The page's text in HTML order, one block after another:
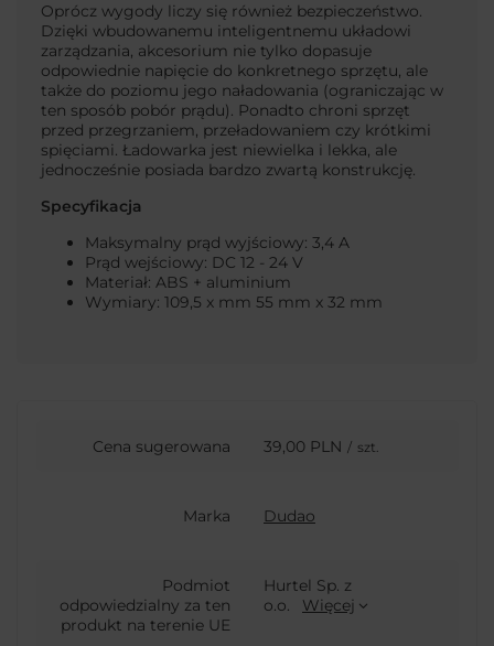
Oprócz wygody liczy się również bezpieczeństwo.
Dzięki wbudowanemu inteligentnemu układowi
zarządzania, akcesorium nie tylko dopasuje
odpowiednie napięcie do konkretnego sprzętu, ale
także do poziomu jego naładowania (ograniczając w
ten sposób pobór prądu). Ponadto chroni sprzęt
przed przegrzaniem, przeładowaniem czy krótkimi
spięciami. Ładowarka jest niewielka i lekka, ale
jednocześnie posiada bardzo zwartą konstrukcję.
Specyfikacja
Maksymalny prąd wyjściowy: 3,4 A
Prąd wejściowy: DC 12 - 24 V
Materiał: ABS + aluminium
Wymiary: 109,5 x mm 55 mm x 32 mm
Cena sugerowana 39,00 PLN / szt.
Marka Dudao
Podmiot
odpowiedzialny za ten
produkt na terenie UE
Hurtel Sp. z
o.o.
Więcej